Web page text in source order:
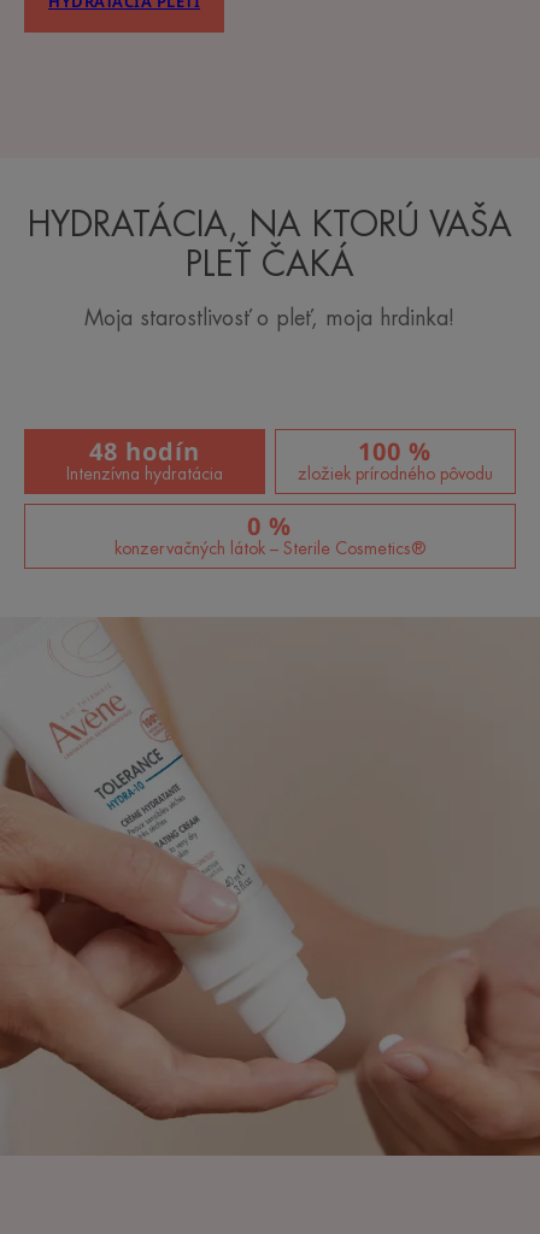
HYDRATÁCIA, NA KTORÚ VAŠA
PLEŤ ČAKÁ
Moja starostlivosť o pleť, moja hrdinka!
48 hodín
Intenzívna hydratácia
100 %
zložiek prírodného pôvodu
0 %
konzervačných látok – Sterile Cosmetics®